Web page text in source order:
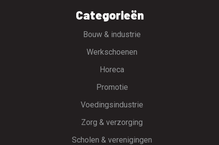
Categorieën
Bouw & industrie
Werkschoenen
Horeca
Promotie
Voedingsindustrie
Zorg & verzorging
Scholen & verenigingen